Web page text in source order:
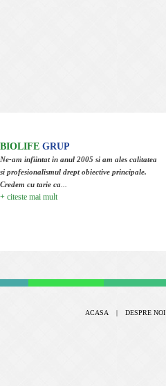
BIOLIFE GRUP
Ne-am infiintat in anul 2005 si am ales calitatea
si profesionalismul drept obiective principale.
Credem cu tarie ca
+ citeste mai mult
ACASA | DESPRE NOI